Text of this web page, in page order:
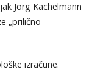
Jörg Kachelmann
„prilično
izračune.